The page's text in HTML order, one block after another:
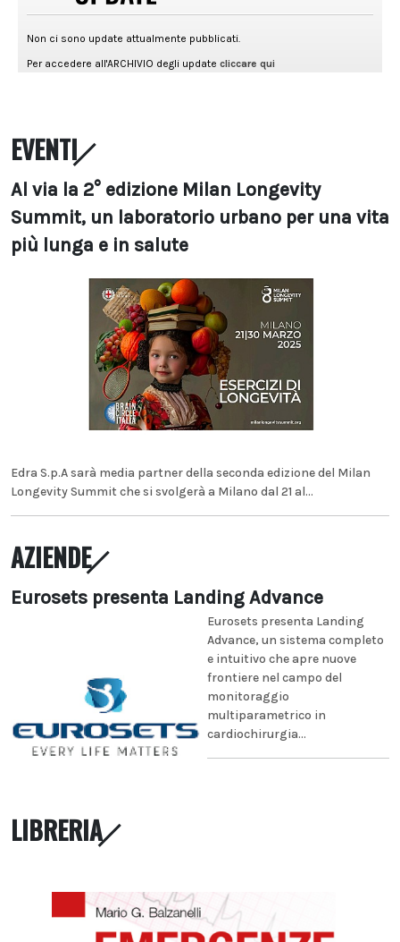
EVENTI
Al via la 2° edizione Milan Longevity
Summit, un laboratorio urbano per una vita
più lunga e in salute
Edra S.p.A sarà media partner della seconda edizione del Milan
Longevity Summit che si svolgerà a Milano dal 21 al...
AZIENDE
Eurosets presenta Landing Advance
Eurosets presenta Landing
Advance, un sistema completo
e intuitivo che apre nuove
frontiere nel campo del
monitoraggio
multiparametrico in
cardiochirurgia...
LIBRERIA